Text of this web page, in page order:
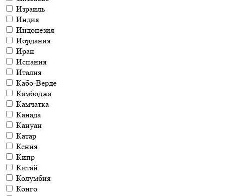
Израиль
Индия
Индонезия
Иордания
Иран
Испания
Италия
Кабо-Верде
Камбоджа
Камчатка
Канада
Кануан
Катар
Кения
Кипр
Китай
Колумбия
Конго